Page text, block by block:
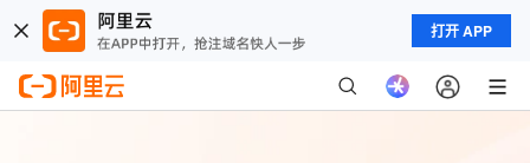
打开 APP